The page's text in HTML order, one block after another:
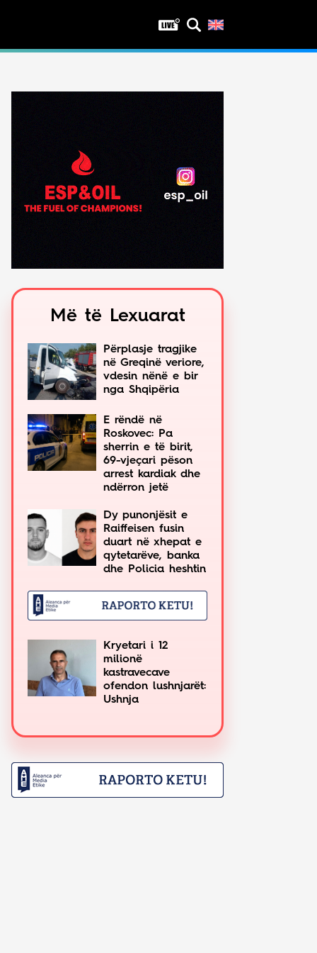
Më të Lexuarat
Përplasje tragjike
në Greqinë veriore,
vdesin nënë e bir
nga Shqipëria
E rëndë në
Roskovec: Pa
sherrin e të birit,
69-vjeçari pëson
arrest kardiak dhe
ndërron jetë
Dy punonjësit e
Raiffeisen fusin
duart në xhepat e
qytetarëve, banka
dhe Policia heshtin
Kryetari i 12
milionë
kastravecave
ofendon lushnjarët:
Ushnja